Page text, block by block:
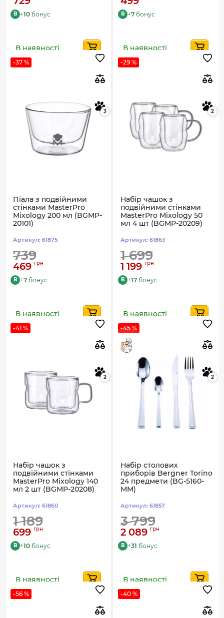
B +10 бонус
В наявності
B +7 бонус
В наявності
-37 %
3
Піала з подвійними
стінками MasterPro
Mixology 200 мл (BGMP-
20101)
Артикул: 61875
739
469 грн
B +7 бонус
В наявності
-29 %
2
Набір чашок з
подвійними стінками
MasterPro Mixology 50
мл 4 шт (BGMP-20209)
Артикул: 61863
1 699
1 199 грн
B +17 бонус
В наявності
-41 %
2
Набір чашок з
подвійними стінками
MasterPro Mixology 140
мл 2 шт (BGMP-20208)
Артикул: 61860
1 189
699 грн
B +10 бонус
В наявності
-45 %
2
Набір столових
приборів Bergner Torino
24 предмети (BG-5160-
MM)
Артикул: 61857
3 799
2 089 грн
B +31 бонус
В наявності
-56 % -40 %